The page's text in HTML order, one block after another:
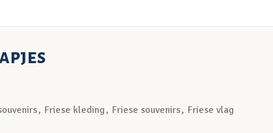
, Friese kleding , Friese souvenirs, Friese vlag